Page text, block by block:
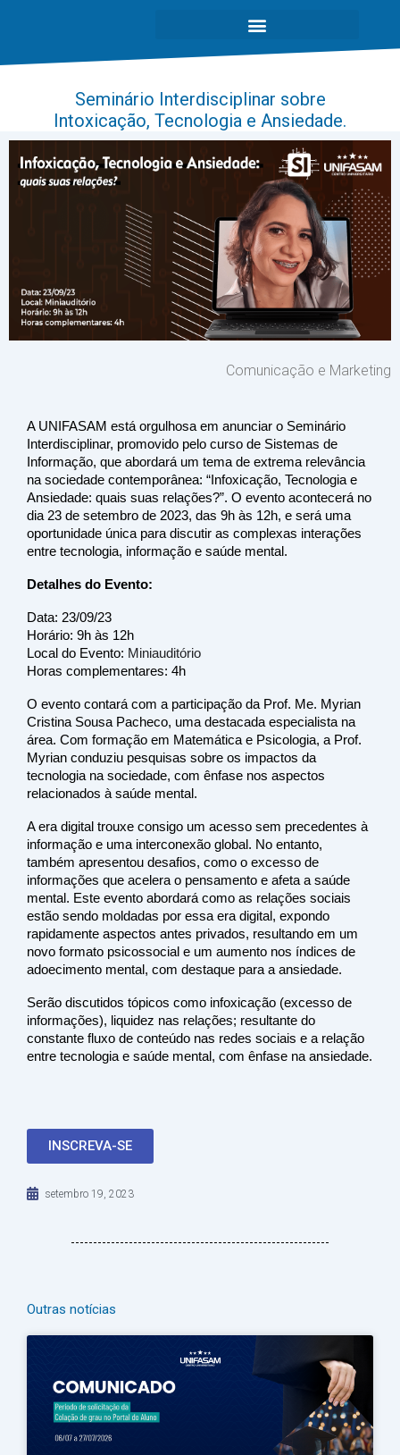
Seminário Interdisciplinar sobre
Intoxicação, Tecnologia e Ansiedade.
Comunicação e Marketing
A UNIFASAM está orgulhosa em anunciar o Seminário
Interdisciplinar, promovido pelo curso de Sistemas de
Informação, que abordará um tema de extrema relevância
na sociedade contemporânea: “Infoxicação, Tecnologia e
Ansiedade: quais suas relações?”. O evento acontecerá no
dia 23 de setembro de 2023, das 9h às 12h, e será uma
oportunidade única para discutir as complexas interações
entre tecnologia, informação e saúde mental.
Detalhes do Evento:
Data: 23/09/23
Horário: 9h às 12h
Local do Evento: Miniauditório
Horas complementares: 4h
O evento contará com a participação da Prof. Me. Myrian
Cristina Sousa Pacheco, uma destacada especialista na
área. Com formação em Matemática e Psicologia, a Prof.
Myrian conduziu pesquisas sobre os impactos da
tecnologia na sociedade, com ênfase nos aspectos
relacionados à saúde mental.
A era digital trouxe consigo um acesso sem precedentes à
informação e uma interconexão global. No entanto,
também apresentou desafios, como o excesso de
informações que acelera o pensamento e afeta a saúde
mental. Este evento abordará como as relações sociais
estão sendo moldadas por essa era digital, expondo
rapidamente aspectos antes privados, resultando em um
novo formato psicossocial e um aumento nos índices de
adoecimento mental, com destaque para a ansiedade.
Serão discutidos tópicos como infoxicação (excesso de
informações), liquidez nas relações; resultante do
constante fluxo de conteúdo nas redes sociais e a relação
entre tecnologia e saúde mental, com ênfase na ansiedade.
INSCREVA-SE
setembro 19, 2023
Outras notícias
PáginaPágina
PáginaPáginaPágina